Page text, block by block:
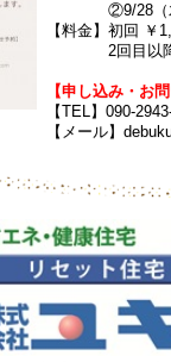
②9/28（木
【料金】初回 ￥
2回目以降
【申し込み・お
【TEL】090-
【メール】